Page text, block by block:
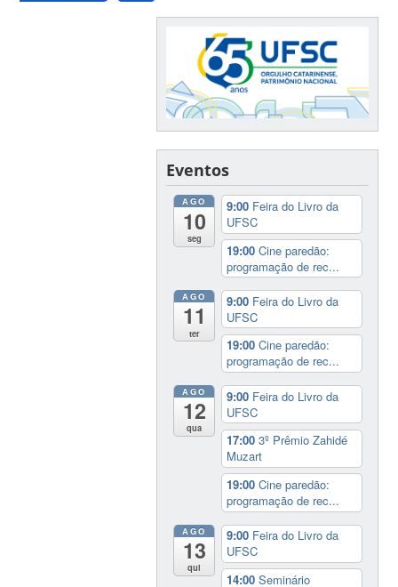
Eventos
AGO
10
seg
9:00 Feira do Livro da
UFSC
19:00Cine paredão:
programação de rec...
AGO
11
ter
9:00 Feira do Livro da
UFSC
19:00Cine paredão:
programação de rec...
AGO
12
qua
9:00 Feira do Livro da
UFSC
17:003º Prêmio Zahidé
Muzart
19:00Cine paredão:
programação de rec...
AGO
13
qui
9:00 Feira do Livro da
UFSC
14:00Seminário